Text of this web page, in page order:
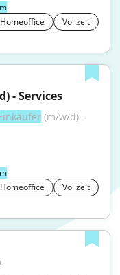
Homeoffice
Vollzeit
- Services
(m/w/d) -
Homeoffice
Vollzeit